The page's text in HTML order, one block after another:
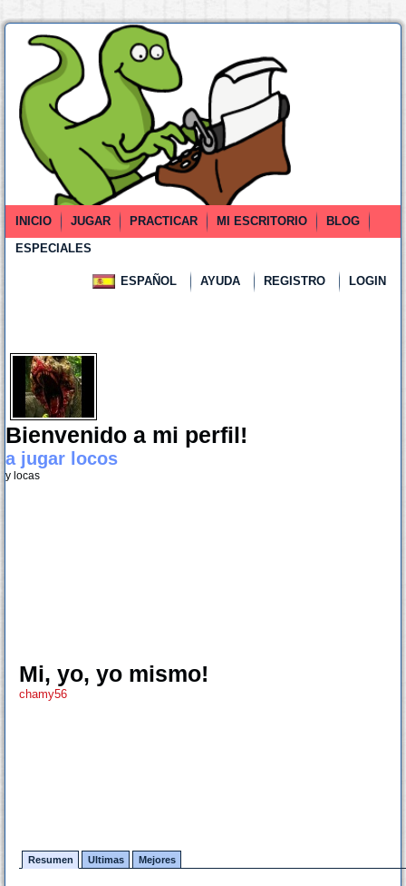
INICIO JUGAR PRACTICAR MI ESCRITORIO
BLOG
ESPECIALES
ESPAÑOL AYUDA REGISTRO LOGIN
Bienvenido a mi perfil!
a jugar locos
y locas
Mi, yo, yo mismo!
chamy56
Resumen Ultimas Mejores